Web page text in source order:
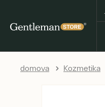
domova Kozmetika